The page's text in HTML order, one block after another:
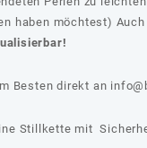
haben möchtest)
Besten direkt an
Stillkette mit